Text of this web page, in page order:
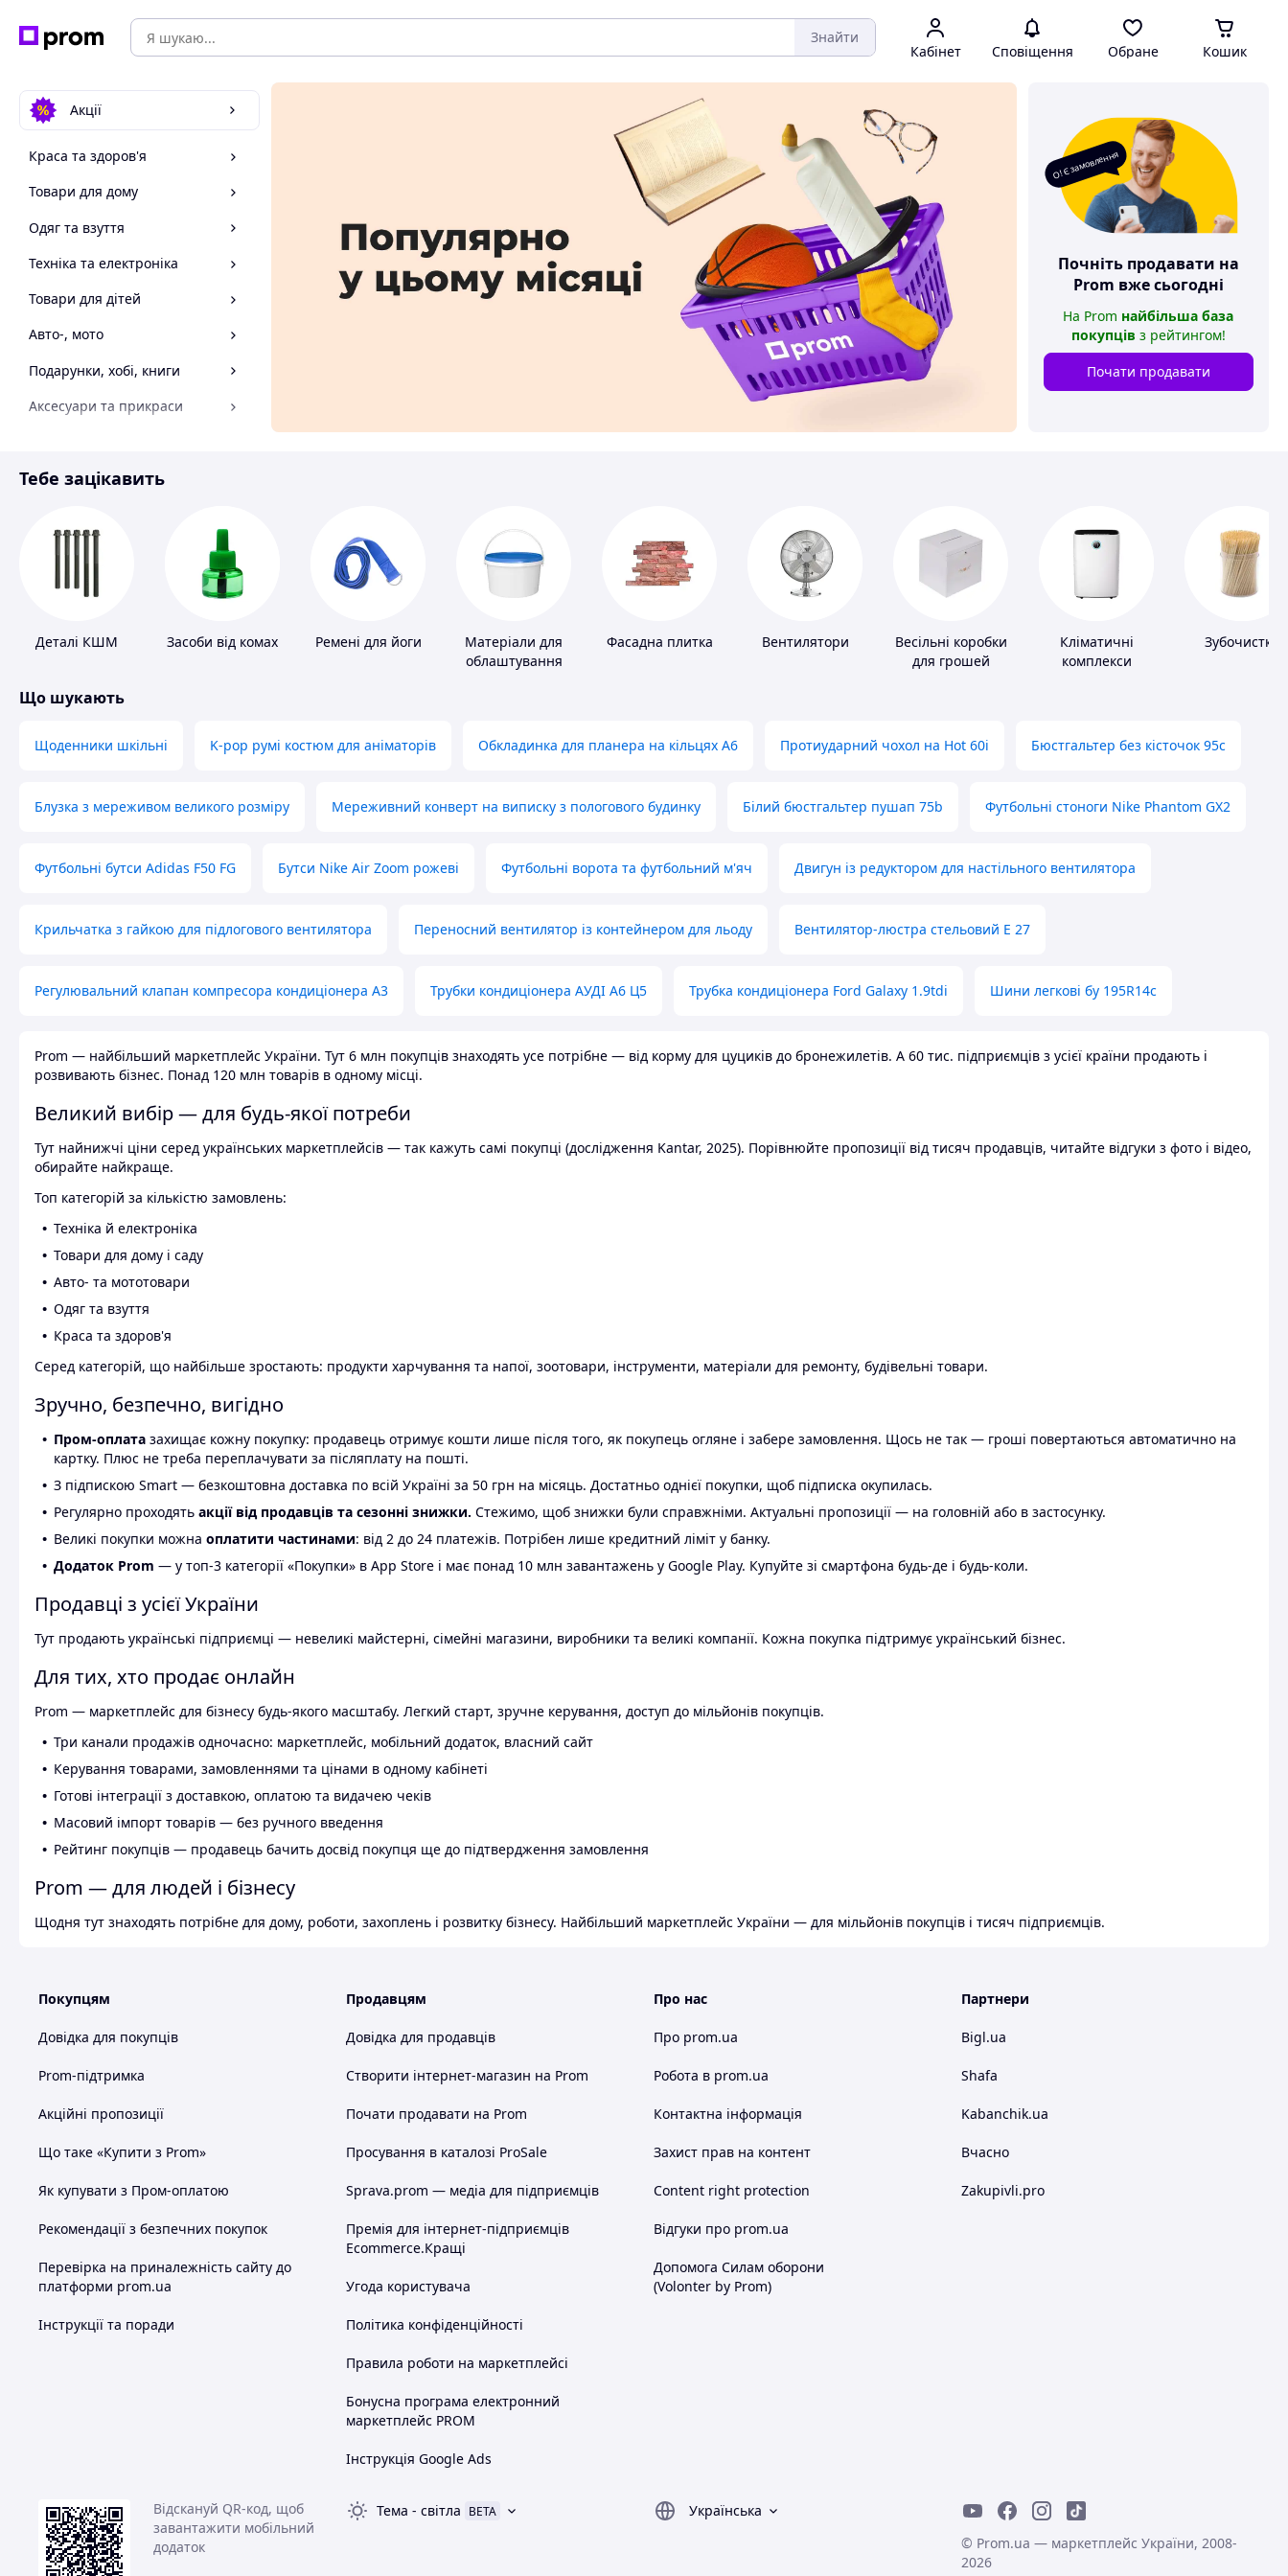
Знайти
Кабінет Сповіщення Обране Кошик
Акції
Краса та здоров'я
Товари для дому
Одяг та взуття
Техніка та електроніка
Товари для дітей
Авто-, мото
Подарунки, хобі, книги
Аксесуари та прикраси
Спорт і відпочинок
О! Є замовлення
Почніть продавати на
Prom вже сьогодні
На Prom найбільша база
покупців з рейтингом!
Почати продавати
Тебе зацікавить
Деталі КШМ Засоби від комах Ремені для йоги
Матеріали для
облаштування
Фасадна плитка Вентилятори
Весільні коробки
для грошей
Кліматичні
комплекси
Зубочистки
Що шукають
Щоденники шкільні K-pop румі костюм для аніматорів Обкладинка для планера на кільцях А6 Протиударний чохол на Hot 60i Бюстгальтер без кісточок 95с
Блузка з мереживом великого розміру Мереживний конверт на виписку з пологового будинку Білий бюстгальтер пушап 75b Футбольні стоноги Nike Phantom GX2
Футбольні бутси Adidas F50 FG Бутси Nike Air Zoom рожеві Футбольні ворота та футбольний м'яч Двигун із редуктором для настільного вентилятора
Крильчатка з гайкою для підлогового вентилятора Переносний вентилятор із контейнером для льоду Вентилятор-люстра стельовий E 27
Регулювальний клапан компресора кондиціонера А3 Трубки кондиціонера АУДІ А6 Ц5 Трубка кондиціонера Ford Galaxy 1.9tdi Шини легкові бу 195R14c
Prom — найбільший маркетплейс України. Тут 6 млн покупців знаходять усе потрібне — від корму для цуциків до бронежилетів. А 60 тис. підприємців з усієї країни продають і
розвивають бізнес. Понад 120 млн товарів в одному місці.
Великий вибір — для будь-якої потреби
Тут найнижчі ціни серед українських маркетплейсів — так кажуть самі покупці (дослідження Kantar, 2025). Порівнюйте пропозиції від тисяч продавців, читайте відгуки з фото і відео,
обирайте найкраще.
Топ категорій за кількістю замовлень:
Техніка й електроніка
Товари для дому і саду
Авто- та мототовари
Одяг та взуття
Краса та здоров'я
Серед категорій, що найбільше зростають: продукти харчування та напої, зоотовари, інструменти, матеріали для ремонту, будівельні товари.
Зручно, безпечно, вигідно
Пром-оплата захищає кожну покупку: продавець отримує кошти лише після того, як покупець огляне і забере замовлення. Щось не так — гроші повертаються автоматично на
картку. Плюс не треба переплачувати за післяплату на пошті.
З підпискою Smart — безкоштовна доставка по всій Україні за 50 грн на місяць. Достатньо однієї покупки, щоб підписка окупилась.
Регулярно проходять акції від продавців та сезонні знижки. Стежимо, щоб знижки були справжніми. Актуальні пропозиції — на головній або в застосунку.
Великі покупки можна оплатити частинами: від 2 до 24 платежів. Потрібен лише кредитний ліміт у банку.
Додаток Prom — у топ-3 категорії «Покупки» в App Store і має понад 10 млн завантажень у Google Play. Купуйте зі смартфона будь-де і будь-коли.
Продавці з усієї України
Тут продають українські підприємці — невеликі майстерні, сімейні магазини, виробники та великі компанії. Кожна покупка підтримує український бізнес.
Для тих, хто продає онлайн
Prom — маркетплейс для бізнесу будь-якого масштабу. Легкий старт, зручне керування, доступ до мільйонів покупців.
Три канали продажів одночасно: маркетплейс, мобільний додаток, власний сайт
Керування товарами, замовленнями та цінами в одному кабінеті
Готові інтеграції з доставкою, оплатою та видачею чеків
Масовий імпорт товарів — без ручного введення
Рейтинг покупців — продавець бачить досвід покупця ще до підтвердження замовлення
Prom — для людей і бізнесу
Щодня тут знаходять потрібне для дому, роботи, захоплень і розвитку бізнесу. Найбільший маркетплейс України — для мільйонів покупців і тисяч підприємців.
Покупцям
Довідка для покупців
Prom-підтримка
Акційні пропозиції
Що таке «Купити з Prom»
Як купувати з Пром-оплатою
Рекомендації з безпечних покупок
Перевірка на приналежність сайту до
платформи prom.ua
Інструкції та поради
Продавцям
Довідка для продавців
Створити інтернет-магазин на Prom
Почати продавати на Prom
Просування в каталозі ProSale
Sprava.prom — медіа для підприємців
Премія для інтернет-підприємців
Ecommerce.Кращі
Угода користувача
Політика конфіденційності
Правила роботи на маркетплейсі
Бонусна програма електронний
маркетплейс PROM
Інструкція Google Ads
Про нас
Про prom.ua
Робота в prom.ua
Контактна інформація
Захист прав на контент
Content right protection
Відгуки про prom.ua
Допомога Силам оборони
(Volonter by Prom)
Партнери
Bigl.ua
Shafa
Kabanchik.ua
Вчасно
Zakupivli.pro
Відскануй QR-код, щоб
завантажити мобільний
додаток
Тема - світла BETA
Українська
© Prom.ua — маркетплейс України, 2008-
2026